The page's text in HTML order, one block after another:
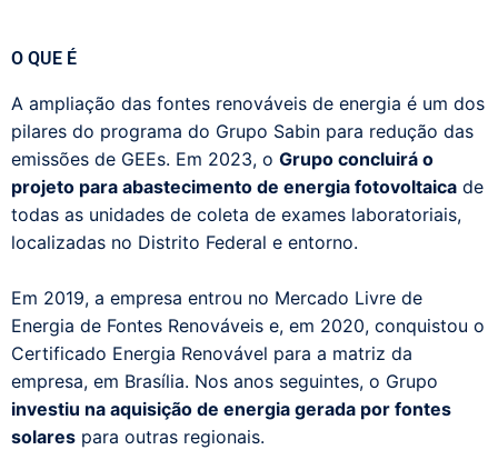
O QUE É
A ampliação das fontes renováveis de energia é um dos
pilares do programa do Grupo Sabin para redução das
emissões de GEEs. Em 2023, o Grupo concluirá o
projeto para abastecimento de energia fotovoltaica de
todas as unidades de coleta de exames laboratoriais,
localizadas no Distrito Federal e entorno.
Em 2019, a empresa entrou no Mercado Livre de
Energia de Fontes Renováveis e, em 2020, conquistou o
Certificado Energia Renovável para a matriz da
empresa, em Brasília. Nos anos seguintes, o Grupo
investiu na aquisição de energia gerada por fontes
solares para outras regionais.